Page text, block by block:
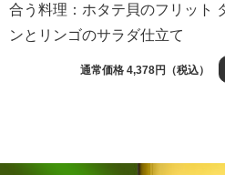
合う料理：ホタテ貝のフリット
ンとリンゴのサラダ仕立て
通常価格 4,378円（税込）